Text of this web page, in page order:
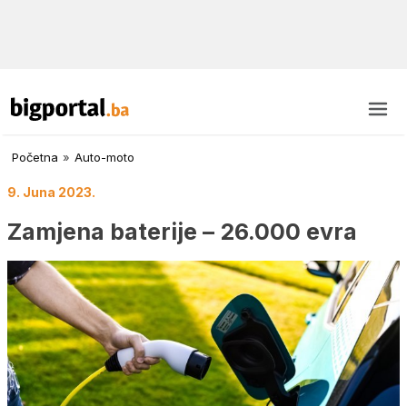
Početna » Auto-moto
9. Juna 2023.
Zamjena baterije – 26.000 evra